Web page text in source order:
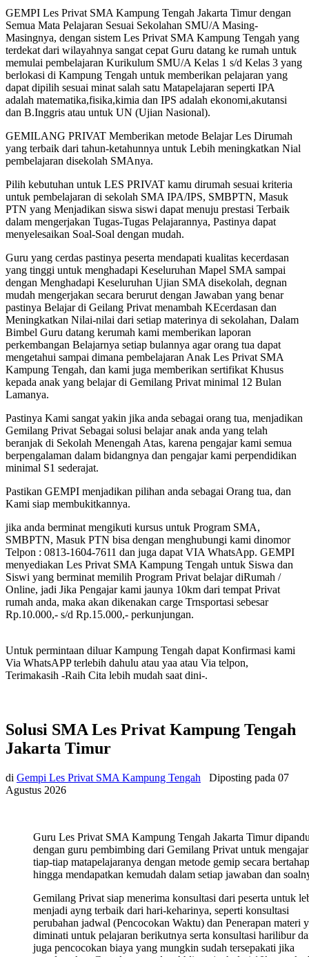
GEMPI Les Privat SMA Kampung Tengah Jakarta Timur dengan
Semua Mata Pelajaran Sesuai Sekolahan SMU/A Masing-
Masingnya, dengan sistem Les Privat SMA Kampung Tengah yang
terdekat dari wilayahnya sangat cepat Guru datang ke rumah untuk
memulai pembelajaran Kurikulum SMU/A Kelas 1 s/d Kelas 3 yang
berlokasi di Kampung Tengah untuk memberikan pelajaran yang
dapat dipilih sesuai minat salah satu Matapelajaran seperti IPA
adalah matematika,fisika,kimia dan IPS adalah ekonomi,akutansi
dan B.Inggris atau untuk UN (Ujian Nasional).
GEMILANG PRIVAT Memberikan metode Belajar Les Dirumah
yang terbaik dari tahun-ketahunnya untuk Lebih meningkatkan Nial
pembelajaran disekolah SMAnya.
Pilih kebutuhan untuk LES PRIVAT kamu dirumah sesuai kriteria
untuk pembelajaran di sekolah SMA IPA/IPS, SMBPTN, Masuk
PTN yang Menjadikan siswa siswi dapat menuju prestasi Terbaik
dalam mengerjakan Tugas-Tugas Pelajarannya, Pastinya dapat
menyelesaikan Soal-Soal dengan mudah.
Guru yang cerdas pastinya peserta mendapati kualitas kecerdasan
yang tinggi untuk menghadapi Keseluruhan Mapel SMA sampai
dengan Menghadapi Keseluruhan Ujian SMA disekolah, degnan
mudah mengerjakan secara berurut dengan Jawaban yang benar
pastinya Belajar di Geilang Privat menambah KEcerdasan dan
Meningkatkan Nilai-nilai dari setiap materinya di sekolahan, Dalam
Bimbel Guru datang kerumah kami memberikan laporan
perkembangan Belajarnya setiap bulannya agar orang tua dapat
mengetahui sampai dimana pembelajaran Anak Les Privat SMA
Kampung Tengah, dan kami juga memberikan sertifikat Khusus
kepada anak yang belajar di Gemilang Privat minimal 12 Bulan
Lamanya.
Pastinya Kami sangat yakin jika anda sebagai orang tua, menjadikan
Gemilang Privat Sebagai solusi belajar anak anda yang telah
beranjak di Sekolah Menengah Atas, karena pengajar kami semua
berpengalaman dalam bidangnya dan pengajar kami perpendidikan
minimal S1 sederajat.
Pastikan GEMPI menjadikan pilihan anda sebagai Orang tua, dan
Kami siap membukitkannya.
jika anda berminat mengikuti kursus untuk Program SMA,
SMBPTN, Masuk PTN bisa dengan menghubungi kami dinomor
Telpon : 0813-1604-7611 dan juga dapat VIA WhatsApp. GEMPI
menyediakan Les Privat SMA Kampung Tengah untuk Siswa dan
Siswi yang berminat memilih Program Privat belajar diRumah /
Online, jadi Jika Pengajar kami jaunya 10km dari tempat Privat
rumah anda, maka akan dikenakan carge Trnsportasi sebesar
Rp.10.000,- s/d Rp.15.000,- perkunjungan.
Untuk permintaan diluar Kampung Tengah dapat Konfirmasi kami
Via WhatsAPP terlebih dahulu atau yaa atau Via telpon,
Terimakasih -Raih Cita lebih mudah saat dini-.
Solusi SMA Les Privat Kampung Tengah
Jakarta Timur
di Gempi Les Privat SMA Kampung Tengah Diposting pada 07
Agustus 2026
Guru Les Privat SMA Kampung Tengah Jakarta Timur
dengan guru pembimbing dari Gemilang Privat untuk
tiap-tiap matapelajaranya dengan metode gemip secara bertahap
hingga mendapatkan kemudah dalam setiap jawaban dan
Gemilang Privat siap menerima konsultasi dari peserta untuk
menjadi ayng terbaik dari hari-keharinya, seperti konsultasi
perubahan jadwal (Pencocokan Waktu) dan Penerapan materi
diminati untuk pelajaran berikutnya serta konsultasi harilibur
juga pencocokan biaya yang mungkin sudah tersepakati jika